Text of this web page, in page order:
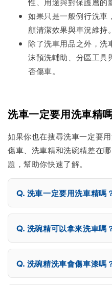
如果只是一般例行洗車
顧清潔效果與車況維持。
除了洗車用品之外，洗
沫預洗輔助、分區工具
否傷車。
洗車一定要用洗車精
如果你也在搜尋洗車一定要
傷車、洗車精和洗碗精差在
題，幫助你快速了解。
洗車一定要用洗車精嗎
洗碗精可以拿來洗車嗎
洗碗精洗車會傷車漆嗎